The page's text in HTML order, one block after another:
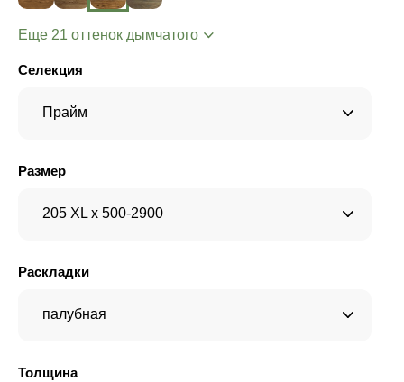
Еще 21 оттенок дымчатого
Селекция
Прайм
Размер
205 XL x 500-2900
Раскладки
палубная
Толщина